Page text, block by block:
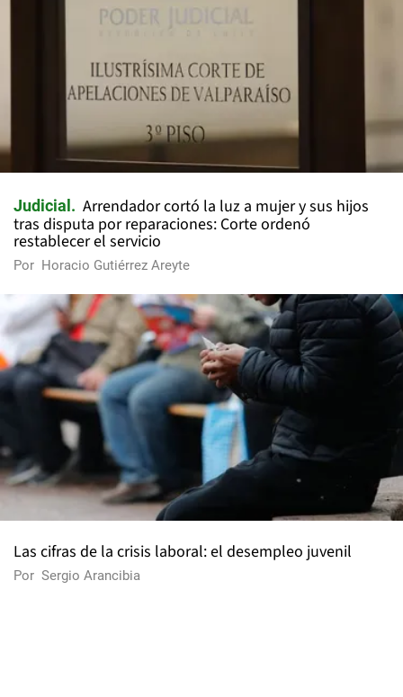
Judicial
Arrendador cortó la luz a mujer y sus hijos
tras disputa por reparaciones: Corte ordenó
restablecer el servicio
Por Horacio Gutiérrez Areyte
Las cifras de la crisis laboral: el desempleo juvenil
Por Sergio Arancibia